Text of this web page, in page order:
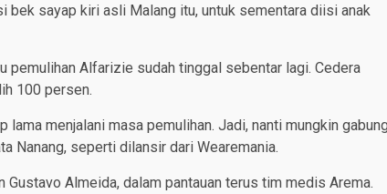
sayap kiri asli Malang itu, untuk sementara diisi anak
pemulihan Alfarizie sudah tinggal sebentar lagi. Cedera
100 persen.
lama menjalani masa pemulihan. Jadi, nanti mungkin
Nanang, seperti dilansir dari Wearemania.
Almeida, dalam pantauan terus tim medis Arema.